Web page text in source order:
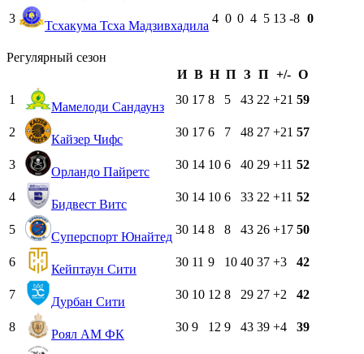
3
Тсхакума Тсха Мадзивхадила
4 0 0 4 5 13 -8 0
Регулярный сезон
И В Н П З П +/- О
1
Мамелоди Сандаунз
30 17 8 5 43 22 +21 59
2
Кайзер Чифс
30 17 6 7 48 27 +21 57
3
Орландо Пайретс
30 14 10 6 40 29 +11 52
4
Бидвест Витс
30 14 10 6 33 22 +11 52
5
Суперспорт Юнайтед
30 14 8 8 43 26 +17 50
6
Кейптаун Сити
30 11 9 10 40 37 +3 42
7
Дурбан Сити
30 10 12 8 29 27 +2 42
8
Роял АМ ФК
30 9 12 9 43 39 +4 39